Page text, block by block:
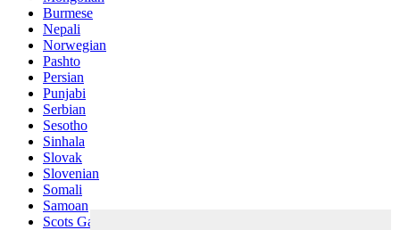
Burmese
Nepali
Norwegian
Pashto
Persian
Punjabi
Serbian
Sesotho
Sinhala
Slovak
Slovenian
Somali
Samoan
Scots Gaelic